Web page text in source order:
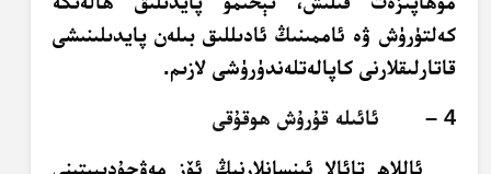
كەلتۈرۈش ۋە ئاممىنىڭ ئادىللىق بىلەن پايدىلىنىشى
قاتارلىقلارنى كاپالەتلەندۈرۈشى لازىم.
4 – ئائىلە قۇرۇش ھوقۇقى
ئاللاھ تائالا ئىنسانلارنىڭ ئۆز مەۋجۇدىيىتىنى